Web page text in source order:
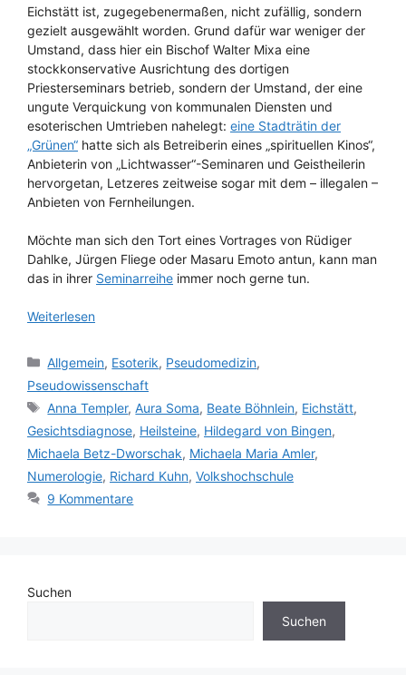
Eichstätt ist, zugegebenermaßen, nicht zufällig, sondern
gezielt ausgewählt worden. Grund dafür war weniger der
Umstand, dass hier ein Bischof Walter Mixa eine
stockkonservative Ausrichtung des dortigen
Priesterseminars betrieb, sondern der Umstand, der eine
ungute Verquickung von kommunalen Diensten und
esoterischen Umtrieben nahelegt: eine Stadträtin der
„Grünen“ hatte sich als Betreiberin eines „spirituellen Kinos“,
Anbieterin von „Lichtwasser“-Seminaren und Geistheilerin
hervorgetan, Letzeres zeitweise sogar mit dem – illegalen –
Anbieten von Fernheilungen.
Möchte man sich den Tort eines Vortrages von Rüdiger
Dahlke, Jürgen Fliege oder Masaru Emoto antun, kann man
das in ihrer Seminarreihe immer noch gerne tun.
Weiterlesen
Kategorien
Allgemein, Esoterik, Pseudomedizin,
Pseudowissenschaft
Schlagwörter
Anna Templer,Aura Soma, Beate Böhnlein, Eichstätt,
Gesichtsdiagnose, Heilsteine, Hildegard von Bingen,
Michaela Betz-Dworschak, Michaela Maria Amler,
Numerologie, Richard Kuhn, Volkshochschule
9 Kommentare
Suchen
Suchen